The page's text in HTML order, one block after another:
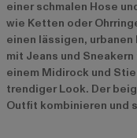
einer schmalen Hose
wie Ketten oder
einen lässigen,
mit Jeans und
einem Midirock und
trendiger Look. Der
Outfit kombinieren und